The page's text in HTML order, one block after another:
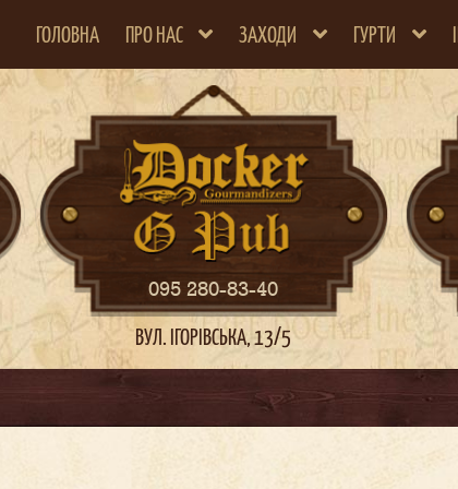
ГОЛОВНА ПРО НАС ЗАХОДИ ГУРТИ
095 280-83-40
ВУЛ. ІГОРІВСЬКА, 13/5